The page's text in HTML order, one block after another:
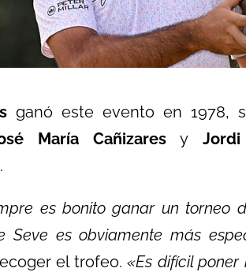
ganó este evento en 1978,
María Cañizares y
es bonito ganar un torneo
Seve es obviamente más
el trofeo.«Es difícil